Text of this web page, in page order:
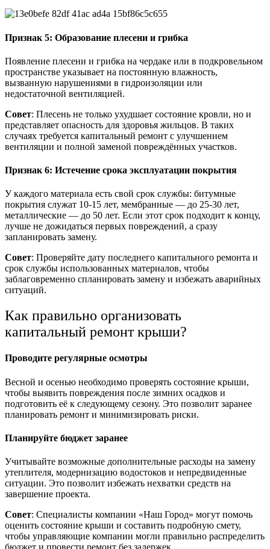
Признак 5: Образование плесени и грибка
Появление плесени и грибка на чердаке или в подкровельном
пространстве указывает на постоянную влажность,
вызванную нарушениями в гидроизоляции или
недостаточной вентиляцией.
Совет: Плесень не только ухудшает состояние кровли, но и
представляет опасность для здоровья жильцов. В таких
случаях требуется капитальный ремонт с улучшением
вентиляции и полной заменой повреждённых участков.
Признак 6: Истечение срока эксплуатации покрытия
У каждого материала есть свой срок службы: битумные
покрытия служат 10-15 лет, мембранные — до 25-30 лет,
металлические — до 50 лет. Если этот срок подходит к концу,
лучше не дожидаться первых повреждений, а сразу
запланировать замену.
Совет: Проверяйте дату последнего капитального ремонта и
срок службы использованных материалов, чтобы
заблаговременно спланировать замену и избежать аварийных
ситуаций.
Как правильно организовать
капитальный ремонт крыши?
Проводите регулярные осмотры
Весной и осенью необходимо проверять состояние крыши,
чтобы выявить повреждения после зимних осадков и
подготовить её к следующему сезону. Это позволит заранее
планировать ремонт и минимизировать риски.
Планируйте бюджет заранее
Учитывайте возможные дополнительные расходы на замену
утеплителя, модернизацию водостоков и непредвиденные
ситуации. Это позволит избежать нехватки средств на
завершение проекта.
Совет: Специалисты компании «Наш Город» могут помочь
оценить состояние крыши и составить подробную смету,
чтобы управляющие компании могли правильно распределить